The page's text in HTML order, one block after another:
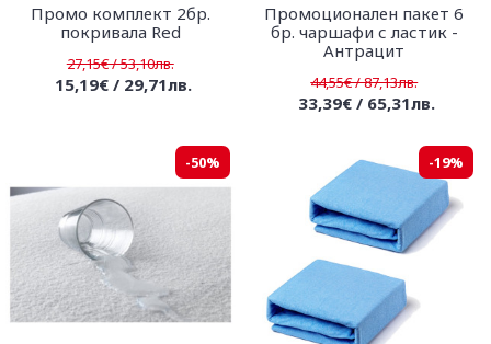
Промо комплект 2бр.
покривала Red
27,15€ / 53,10лв.
15,19€ / 29,71лв.
Промоционален пакет 6
бр. чаршафи с ластик -
Антрацит
44,55€ / 87,13лв.
33,39€ / 65,31лв.
-50% -19%